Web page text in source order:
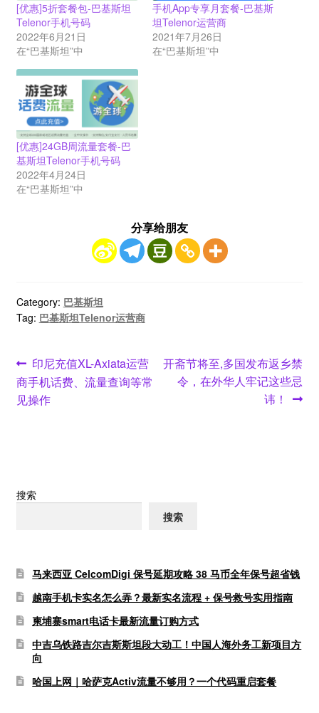
[优惠]5折套餐包-巴基斯坦
Telenor手机号码
2022年6月21日
在“巴基斯坦”中
手机App专享月套餐-巴基斯
坦Telenor运营商
2021年7月26日
在“巴基斯坦”中
[优惠]24GB周流量套餐-巴
基斯坦Telenor手机号码
2022年4月24日
在“巴基斯坦”中
分享给朋友
Category: 巴基斯坦
Tag: 巴基斯坦Telenor运营商
文
章
Previous
post:
印尼充值XL-Axiata运营
商手机话费、流量查询等常
见操作
Next
post:
开斋节将至,多国发布返乡禁
令，在外华人牢记这些忌
讳！
搜索
搜索
马来西亚 CelcomDigi 保号延期攻略 38 马币全年保号超省钱
越南手机卡实名怎么弄？最新实名流程 + 保号救号实用指南
柬埔寨smart电话卡最新流量订购方式
中吉乌铁路吉尔吉斯斯坦段大动工！中国人海外务工新项目方
向
哈国上网｜哈萨克Activ流量不够用？一个代码重启套餐